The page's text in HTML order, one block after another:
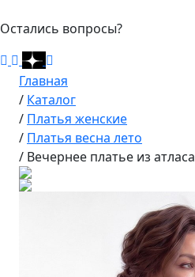
Остались вопросы?
Главная
/ Каталог
/ Платья женские
/ Платья весна лето
/ Вечернее платье из атласа